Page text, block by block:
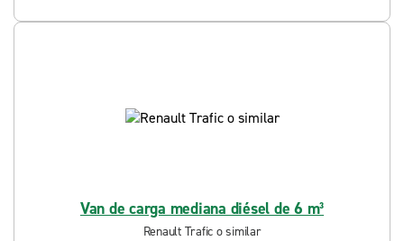
Van de carga mediana diésel de 6 m³
Renault Trafic o similar